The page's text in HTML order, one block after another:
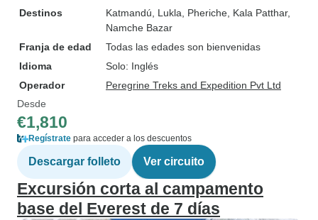
Destinos
Katmandú , Lukla , Pheriche , Kala Patthar,
Namche Bazar
Franja de edad
Todas las edades son bienvenidas
Idioma
Solo: Inglés
Operador
Peregrine Treks and Expedition Pvt Ltd
Desde
€1,810
Regístrate para acceder a los descuentos
Descargar folleto Ver circuito
Excursión corta al campamento
base del Everest de 7 días